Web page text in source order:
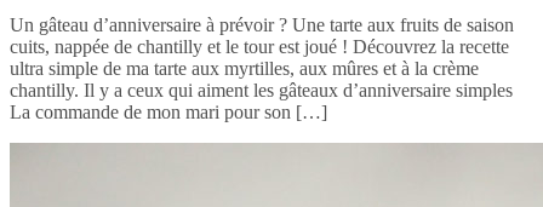
Un gâteau d’anniversaire à prévoir ? Une tarte aux fruits de saison
cuits, nappée de chantilly et le tour est joué ! Découvrez la recette
ultra simple de ma tarte aux myrtilles, aux mûres et à la crème
chantilly. Il y a ceux qui aiment les gâteaux d’anniversaire simples
La commande de mon mari pour son […]